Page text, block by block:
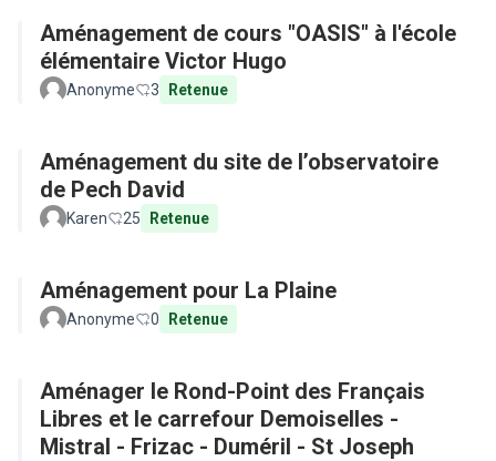
Aménagement de cours "OASIS" à l'école
élémentaire Victor Hugo
Anonyme 3 Retenue
Aménagement du site de l’observatoire
de Pech David
Karen 25 Retenue
Aménagement pour La Plaine
Anonyme 0 Retenue
Aménager le Rond-Point des Français
Libres et le carrefour Demoiselles -
Mistral - Frizac - Duméril - St Joseph